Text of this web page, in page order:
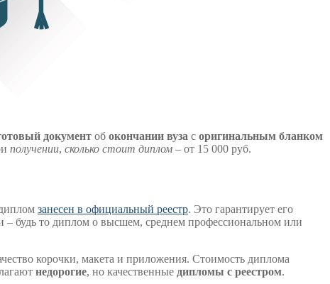
документ об окончании вуза с оригинальным бланком
получении, сколько стоит диплом – от 15 000 руб.
занесен в официальный реестр. Это гарантирует его
– будь то диплом о высшем, среднем профессиональном или
корочки, макета и приложения. Стоимость диплома
недорогие, но качественные дипломы с реестром.